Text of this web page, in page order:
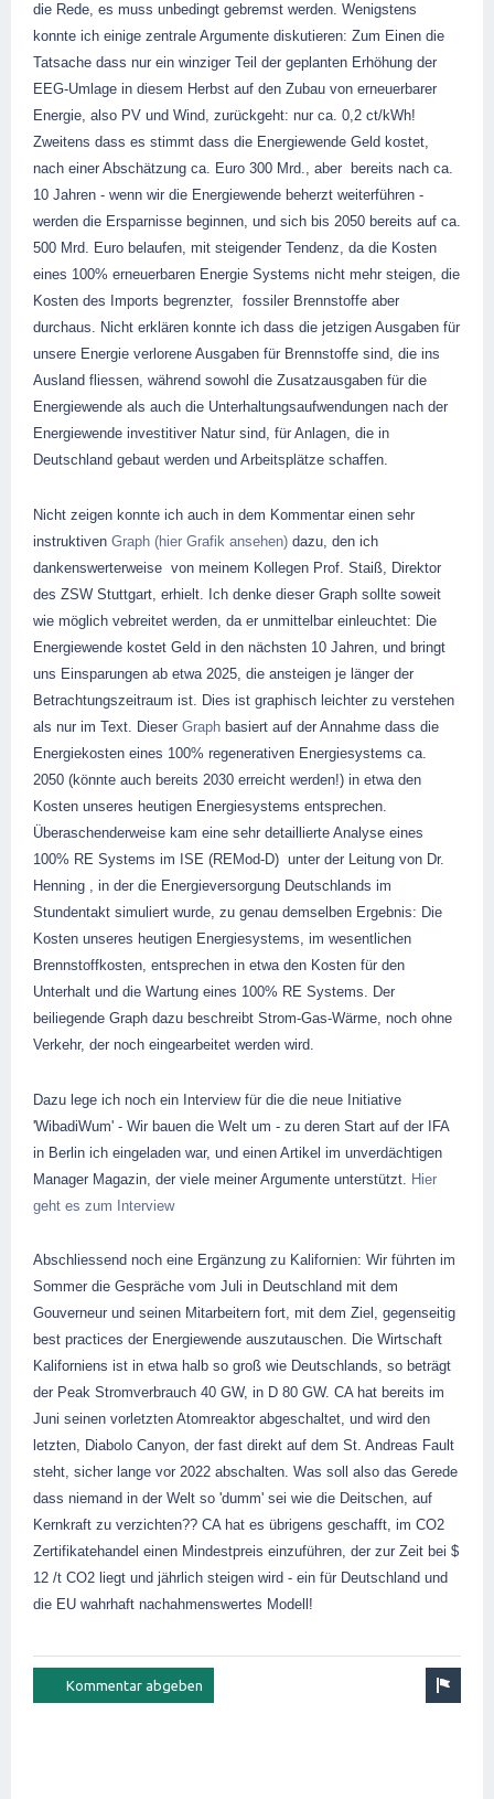
die Rede, es muss unbedingt gebremst werden. Wenigstens
konnte ich einige zentrale Argumente diskutieren: Zum Einen die
Tatsache dass nur ein winziger Teil der geplanten Erhöhung der
EEG-Umlage in diesem Herbst auf den Zubau von erneuerbarer
Energie, also PV und Wind, zurückgeht: nur ca. 0,2 ct/kWh!
Zweitens dass es stimmt dass die Energiewende Geld kostet,
nach einer Abschätzung ca. Euro 300 Mrd., aber bereits nach ca.
10 Jahren - wenn wir die Energiewende beherzt weiterführen -
werden die Ersparnisse beginnen, und sich bis 2050 bereits auf ca.
500 Mrd. Euro belaufen, mit steigender Tendenz, da die Kosten
eines 100% erneuerbaren Energie Systems nicht mehr steigen, die
Kosten des Imports begrenzter, fossiler Brennstoffe aber
durchaus. Nicht erklären konnte ich dass die jetzigen Ausgaben für
unsere Energie verlorene Ausgaben für Brennstoffe sind, die ins
Ausland fliessen, während sowohl die Zusatzausgaben für die
Energiewende als auch die Unterhaltungsaufwendungen nach der
Energiewende investitiver Natur sind, für Anlagen, die in
Deutschland gebaut werden und Arbeitsplätze schaffen.
Nicht zeigen konnte ich auch in dem Kommentar einen sehr
instruktiven Graph (hier Grafik ansehen) dazu, den ich
dankenswerterweise von meinem Kollegen Prof. Staiß, Direktor
des ZSW Stuttgart, erhielt. Ich denke dieser Graph sollte soweit
wie möglich vebreitet werden, da er unmittelbar einleuchtet: Die
Energiewende kostet Geld in den nächsten 10 Jahren, und bringt
uns Einsparungen ab etwa 2025, die ansteigen je länger der
Betrachtungszeitraum ist. Dies ist graphisch leichter zu verstehen
als nur im Text. Dieser Graph basiert auf der Annahme dass die
Energiekosten eines 100% regenerativen Energiesystems ca.
2050 (könnte auch bereits 2030 erreicht werden!) in etwa den
Kosten unseres heutigen Energiesystems entsprechen.
Überaschenderweise kam eine sehr detaillierte Analyse eines
100% RE Systems im ISE (REMod-D) unter der Leitung von Dr.
Henning , in der die Energieversorgung Deutschlands im
Stundentakt simuliert wurde, zu genau demselben Ergebnis: Die
Kosten unseres heutigen Energiesystems, im wesentlichen
Brennstoffkosten, entsprechen in etwa den Kosten für den
Unterhalt und die Wartung eines 100% RE Systems. Der
beiliegende Graph dazu beschreibt Strom-Gas-Wärme, noch ohne
Verkehr, der noch eingearbeitet werden wird.
Dazu lege ich noch ein Interview für die die neue Initiative
'WibadiWum' - Wir bauen die Welt um - zu deren Start auf der IFA
in Berlin ich eingeladen war, und einen Artikel im unverdächtigen
Manager Magazin, der viele meiner Argumente unterstützt. Hier
geht es zum Interview
Abschliessend noch eine Ergänzung zu Kalifornien: Wir führten im
Sommer die Gespräche vom Juli in Deutschland mit dem
Gouverneur und seinen Mitarbeitern fort, mit dem Ziel, gegenseitig
best practices der Energiewende auszutauschen. Die Wirtschaft
Kaliforniens ist in etwa halb so groß wie Deutschlands, so beträgt
der Peak Stromverbrauch 40 GW, in D 80 GW. CA hat bereits im
Juni seinen vorletzten Atomreaktor abgeschaltet, und wird den
letzten, Diabolo Canyon, der fast direkt auf dem St. Andreas Fault
steht, sicher lange vor 2022 abschalten. Was soll also das Gerede
dass niemand in der Welt so 'dumm' sei wie die Deitschen, auf
Kernkraft zu verzichten?? CA hat es übrigens geschafft, im CO2
Zertifikatehandel einen Mindestpreis einzuführen, der zur Zeit bei $
12 /t CO2 liegt und jährlich steigen wird - ein für Deutschland und
die EU wahrhaft nachahmenswertes Modell!